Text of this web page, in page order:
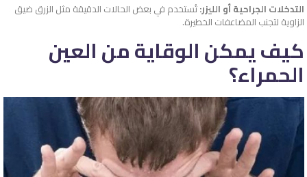
التدخلات الجراحية أو الليزر:تُستخدم في بعض الحالات الدقيقة مثل الزرق ضيق
الزاوية لتجنب المضاعفات الخطيرة.
كيف يمكن الوقاية من العين
الحمراء؟